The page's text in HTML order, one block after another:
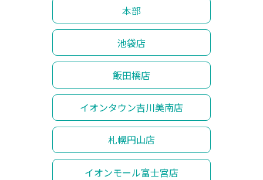
本部
池袋店
飯田橋店
イオンタウン吉川美南店
札幌円山店
イオンモール富士宮店